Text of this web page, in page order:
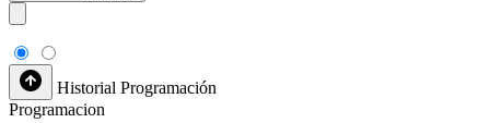
Historial Programación
Programacion